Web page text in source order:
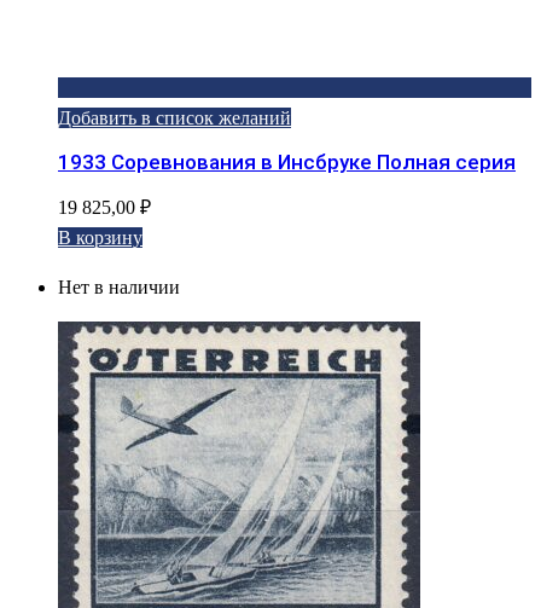
Добавить в список желаний
1933 Соревнования в Инсбруке Полная серия
19 825,00 ₽
В корзину
Нет в наличии